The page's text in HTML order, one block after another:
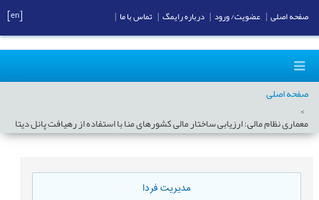
صفحه اصلی
معماری نظام مالی: ارزیابی ساختار مالی کشورهای منا با استفاده از رهیافت پانل دیتا
مدیریت فردا
صفحه اصلی عضویت/ ورود درباره رایمگ تماس با ما